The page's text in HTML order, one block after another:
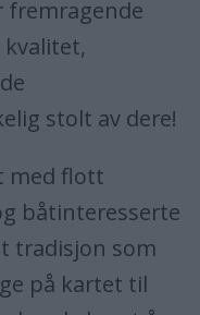
fremragende
kvalitet,
stolt av dere!
med flott
båtinteresserte
tradisjon som
på kartet til